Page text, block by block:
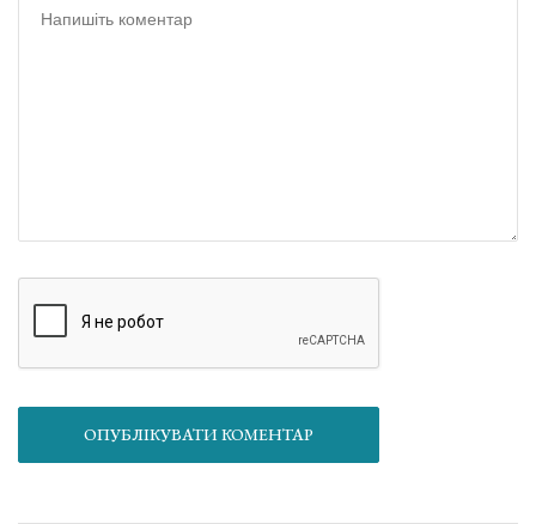
ОПУБЛІКУВАТИ КОМЕНТАР